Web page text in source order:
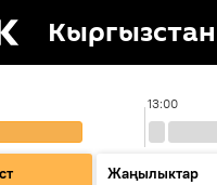
Кыргызстан
13:00
Жаңылыктар